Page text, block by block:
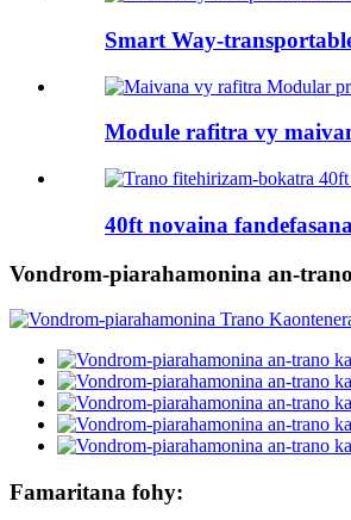
Smart Way-
Module rafitra vy
40ft novaina
Vondrom-piarahamonina an-
Famaritana fohy: